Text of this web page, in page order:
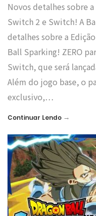
Novos detalhes sobre
Switch 2 e Switch! A
detalhes sobre a
Ball Sparking! ZERO
Switch, que será
Além do jogo base, o
exclusivo,…
Continuar Lendo →